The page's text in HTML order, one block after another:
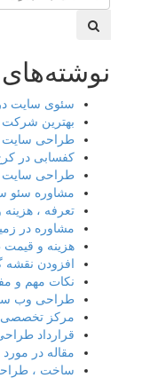
نوشته‌های
سئوی سایت
بهترین
طراحی سایت
کفسابی در
طراحی سایت
مشاوره سئو
تعرفه ،
مشاوره در
هزینه و
افزودن
نکات مهم و
طراحی وب
مرکز
قرارداد
مقاله در
ساخت ،